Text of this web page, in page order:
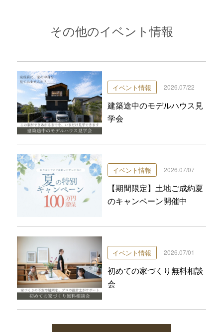
その他のイベント情報
イベント情報 2026.07/22
建築途中のモデルハウス見
学会
イベント情報 2026.07/07
【期間限定】土地ご成約夏
のキャンペーン開催中
イベント情報 2026.07/01
初めての家づくり無料相談
会